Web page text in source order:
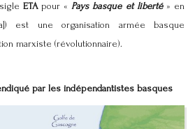
ETApour «Pays basque et liberté» en
est une organisation armée basque
marxiste (révolutionnaire).
par les indépendantistes basques